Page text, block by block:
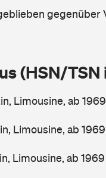
gegenüber
(HSN/
Limousine, ab 1969
Limousine, ab 1969
Limousine, ab 1969